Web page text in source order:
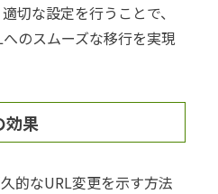
切な設定を行うことで、
のスムーズな移行を実現
効果
的なURL変更を示す方法